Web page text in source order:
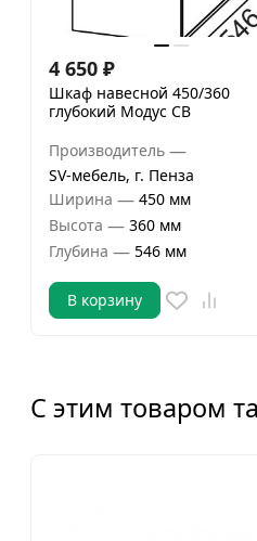
4 650 ₽
Шкаф навесной 450/360
глубокий Модус СВ
Производитель —
SV-мебель, г. Пенза
Ширина — 450 мм
Высота — 360 мм
Глубина — 546 мм
В корзину
С этим товаром